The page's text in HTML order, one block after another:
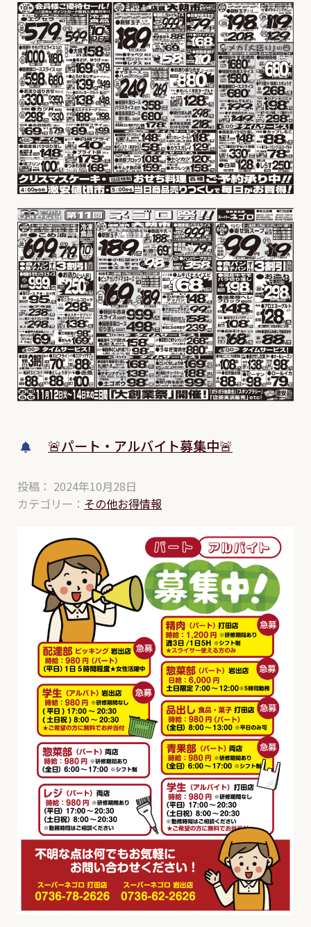
🚨パート・アルバイト募集中🚨
投稿： 2024年10月28日
カテゴリー： その他お得情報